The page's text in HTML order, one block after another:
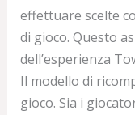
effettuare scelte
di gioco. Questo
dell’esperienza
Il modello di
gioco. Sia i